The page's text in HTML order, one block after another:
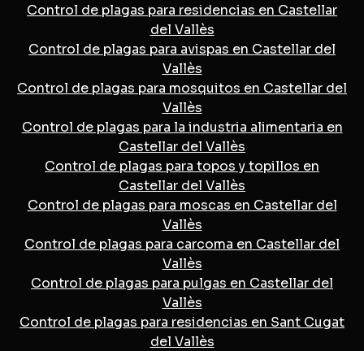
Control de plagas para residencias en Castellar
del Vallès
Control de plagas para avispas en Castellar del
Vallès
Control de plagas para mosquitos en Castellar del
Vallès
Control de plagas para la industria alimentaria en
Castellar del Vallès
Control de plagas para topos y topillos en
Castellar del Vallès
Control de plagas para moscas en Castellar del
Vallès
Control de plagas para carcoma en Castellar del
Vallès
Control de plagas para pulgas en Castellar del
Vallès
Control de plagas para residencias en Sant Cugat
del Vallès